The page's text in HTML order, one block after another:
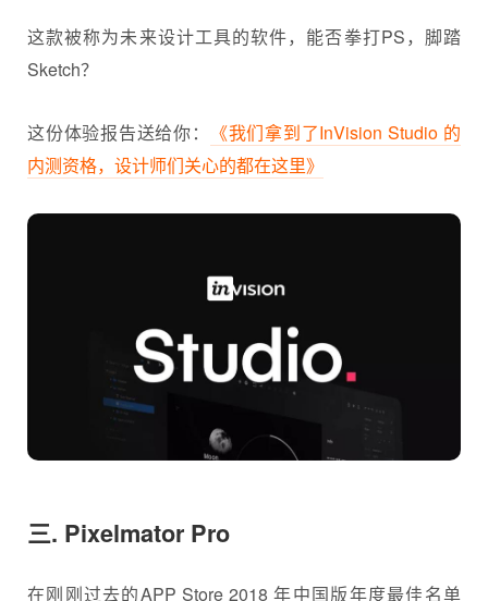
这款被称为未来设计工具的软件，能否拳打PS，脚踏
Sketch？
这份体验报告送给你：
《我们拿到了InVision Studio 的
内测资格，设计师们关心的都在这里》
三. Pixelmator Pro
在刚刚过去的APP Store 2018 年中国版年度最佳名单